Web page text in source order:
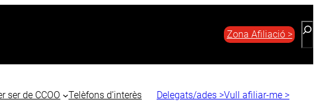
Zona Afiliació >
ser de CCOO Telèfons d’interès Delegats/ades >Vull afiliar-me >